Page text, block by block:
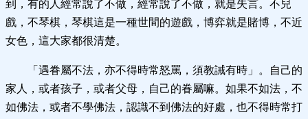
到，有的人經常說了不做，經常說了不做，就是失言。不兒
戲，不琴棋，琴棋這是一種世間的遊戲，博弈就是賭博，不近
女色，這大家都很清楚。
「遇眷屬不法，亦不得時常怒罵，須教誡有時」。自己的
家人，或者孩子，或者父母，自己的眷屬嘛。如果不如法，不
如佛法，或者不學佛法，認識不到佛法的好處，也不得時常打